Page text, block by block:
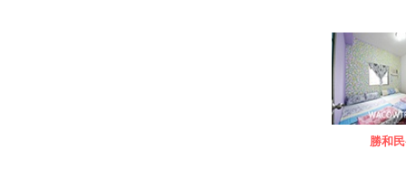
勝和